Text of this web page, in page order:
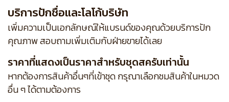
บริการปักชื่อและโลโก้บริษัท
เพิ่มความเป็นเอกลักษณ์ให้แบรนด์ของคุณด้วยบริการปัก
คุณภาพ สอบถามเพิ่มเติมกับฝ่ายขายได้เลย
ราคาที่แสดงเป็นราคาสำหรับชุดสครับเท่านั้น
หากต้องการสินค้าอื่นๆที่เข้าชุด กรุณาเลือกชมสินค้าในหมวด
อื่น ๆ ได้ตามต้องการ